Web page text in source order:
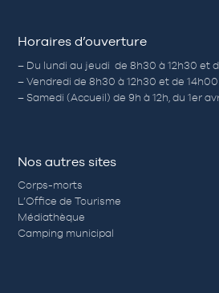
Horaires d’ouverture
– Du lundi au jeudi de 8h30 à 12h30 et
– Vendredi de 8h30 à 12h30 et de
– Samedi (Accueil) de 9h à 12h, du 1er
Nos autres sites
Corps-morts
L’Office de Tourisme
Médiathèque
Camping municipal